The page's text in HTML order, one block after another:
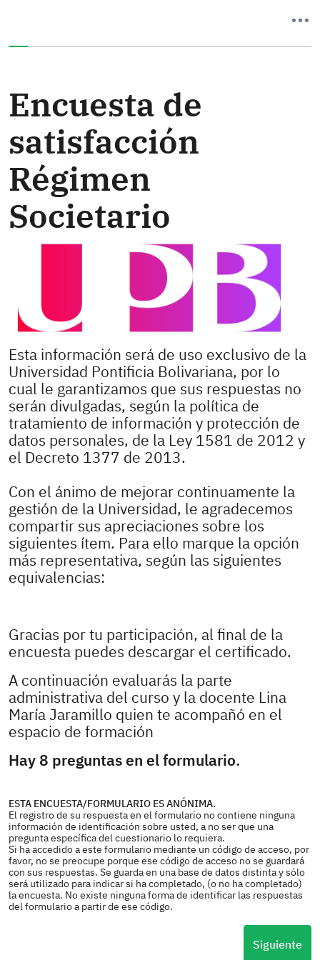
Encuesta de
satisfacción
Régimen
Societario
Esta información será de uso exclusivo de la
Universidad Pontificia Bolivariana, por lo
cual le garantizamos que sus respuestas no
serán divulgadas, según la política de
tratamiento de información y protección de
datos personales, de la Ley 1581 de 2012 y
el Decreto 1377 de 2013.
Con el ánimo de mejorar continuamente la
gestión de la Universidad, le agradecemos
compartir sus apreciaciones sobre los
siguientes ítem. Para ello marque la opción
más representativa, según las siguientes
equivalencias:
Gracias por tu participación, al final de la
encuesta puedes descargar el certificado.
A continuación evaluarás la parte
administrativa del curso y la docente Lina
María Jaramillo quien te acompañó en el
espacio de formación
Hay 8 preguntas en el formulario.
ESTA ENCUESTA/FORMULARIO ES ANÓNIMA.
El registro de su respuesta en el formulario no contiene ninguna
información de identificación sobre usted, a no ser que una
pregunta específica del cuestionario lo requiera.
Si ha accedido a este formulario mediante un código de acceso, por
favor, no se preocupe porque ese código de acceso no se guardará
con sus respuestas. Se guarda en una base de datos distinta y sólo
será utilizado para indicar si ha completado, (o no ha completado)
la encuesta. No existe ninguna forma de identificar las respuestas
del formulario a partir de ese código.
Siguiente